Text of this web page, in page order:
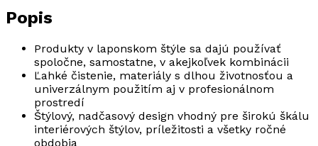
Popis
Produkty v laponskom štýle sa dajú používať
spoločne, samostatne, v akejkoľvek kombinácii
Ľahké čistenie, materiály s dlhou životnosťou a
univerzálnym použitím aj v profesionálnom
prostredí
Štýlový, nadčasový design vhodný pre širokú škálu
interiérových štýlov, príležitosti a všetky ročné
obdobia